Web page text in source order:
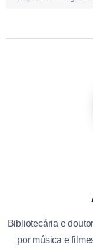
Bibliotecária e
por música e